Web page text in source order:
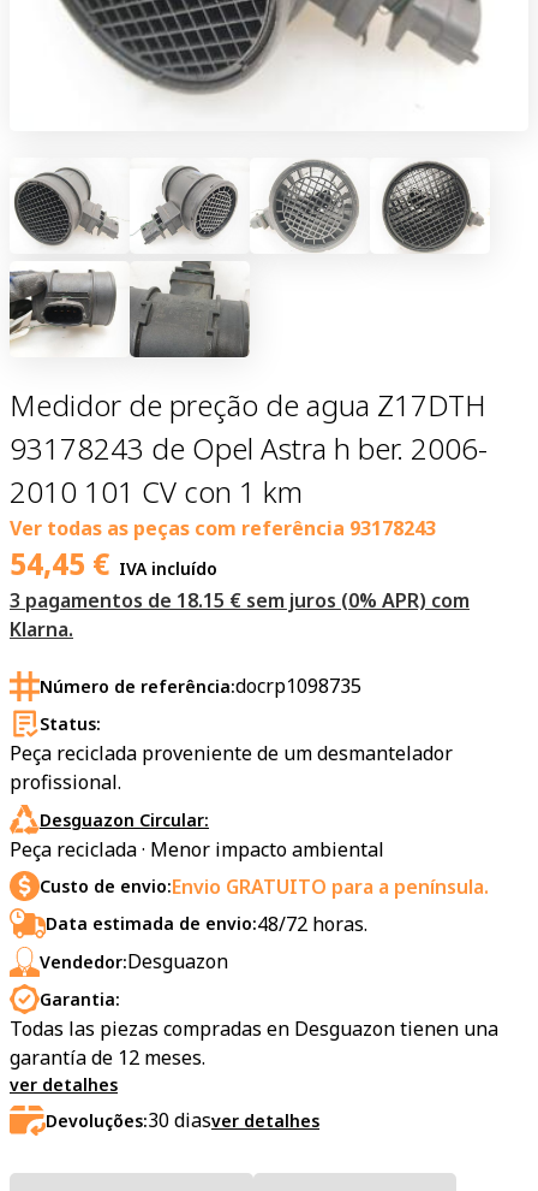
Medidor de preção de agua Z17DTH
93178243 de Opel Astra h ber. 2006-
2010 101 CV con 1 km
Ver todas as peças com referência 93178243
54,45 € IVA incluído
3 pagamentos de 18.15 € sem juros (0% APR) com
Klarna.
Número de referência:docrp1098735
Status:
Peça reciclada proveniente de um desmantelador
profissional.
Desguazon Circular:
Peça reciclada · Menor impacto ambiental
Custo de envio:Envio GRATUITO para a península.
Data estimada de envio:48/72 horas.
Vendedor:Desguazon
Garantia:
Todas las piezas compradas en Desguazon tienen una
garantía de 12 meses.
ver detalhes
Devoluções:30diasver detalhes